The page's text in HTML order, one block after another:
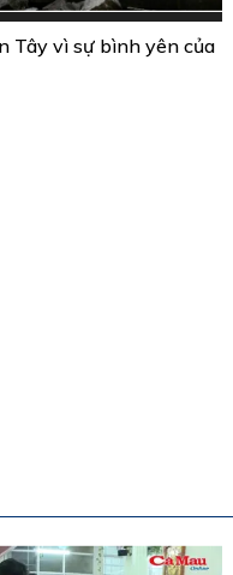
Tây vì sự bình yên của